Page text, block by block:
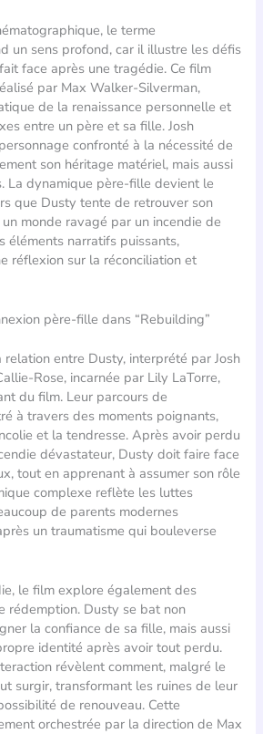
le terme
un sens profond, car il illustre les défis
face après une tragédie. Ce film
par Max Walker-Silverman,
de la renaissance personnelle et
entre un père et sa fille. Josh
confronté à la nécessité de
son héritage matériel, mais aussi
La dynamique père-fille devient le
que Dusty tente de retrouver son
monde ravagé par un incendie de
éléments narratifs puissants,
réflexion sur la réconciliation et
père-fille dans “Rebuilding”
relation entre Dusty, interprété par Josh
Rose, incarnée par Lily LaTorre,
du film. Leur parcours de
à travers des moments poignants,
et la tendresse. Après avoir perdu
dévastateur, Dusty doit faire face
tout en apprenant à assumer son rôle
complexe reflète les luttes
de parents modernes
un traumatisme qui bouleverse
le film explore également des
rédemption. Dusty se bat non
la confiance de sa fille, mais aussi
identité après avoir tout perdu.
révèlent comment, malgré le
surgir, transformant les ruines de leur
de renouveau. Cette
orchestrée par la direction de Max